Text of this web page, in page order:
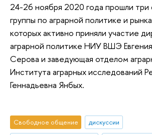
24-26 ноября 2020 года прошли три
группы по аграрной политике и
которых активно приняли участие
аграрной политике НИУ ВШЭ
Серова и заведующая отделом
Института аграрных исследований
Геннадьевна Янбых.
Свободное общение
дискуссии